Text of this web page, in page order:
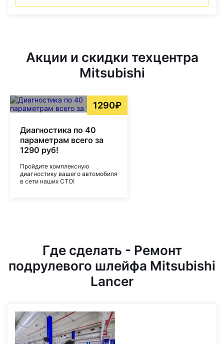
Акции и скидки техцентра
Mitsubishi
1290₽
Диагностика по 40
параметрам всего за
1290 руб!
Пройдите комплексную
диагностику вашего автомобиля
в сети наших СТО!
Где сделать - Ремонт
подрулевого шлейфа Mitsubishi
Lancer